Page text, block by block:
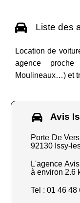
Liste des
Location de
agence
Moulineaux…) et
Avis
Porte De
92130 Issy-
L'agence
à environ 2.6
Tel : 01 46 48